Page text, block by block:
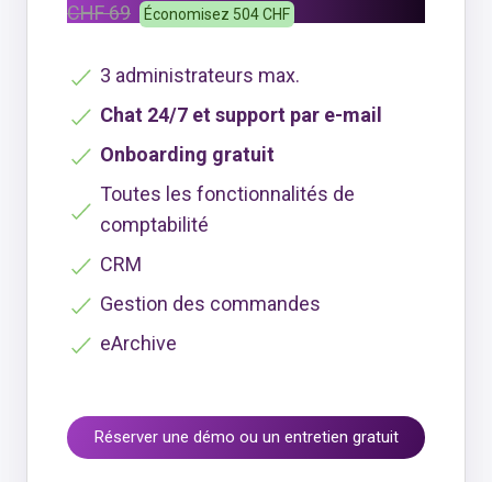
CHF 69
Économisez 504 CHF
3 administrateurs max.
Chat 24/7 et support par e-mail
Onboarding gratuit
Toutes les fonctionnalités de
comptabilité
CRM
Gestion des commandes
eArchive
Réserver une démo ou un entretien gratuit